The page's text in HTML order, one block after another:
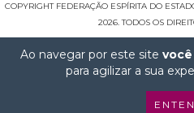
Ao navegar por este site
para agilizar a sua
COPYRIGHT FEDERAÇÃO ESPÍRITA DO
2026. TODOS OS